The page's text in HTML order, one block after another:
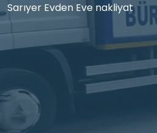
Sarıyer Evden Eve nakliyat